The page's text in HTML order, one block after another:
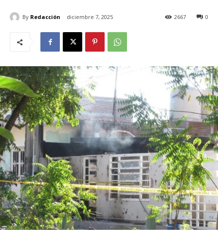
By Redacción diciembre 7, 2025 0
2667